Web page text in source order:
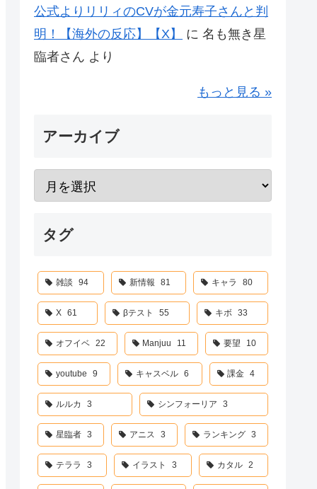
公式よりリリィのCVが金元寿子さんと判
明！【海外の反応】【X】
に 名も無き星
臨者さん より
もっと見る »
アーカイブ
タグ
雑談 94 新情報 81 キャラ 80
X 61 βテスト 55 キボ 33
オフイベ 22 Manjuu 11 要望 10
youtube 9 キャスベル 6 課金 4
ルルカ 3 シンフォーリア 3
星臨者 3 アニス 3 ランキング 3
テララ 3 イラスト 3 カタル 2